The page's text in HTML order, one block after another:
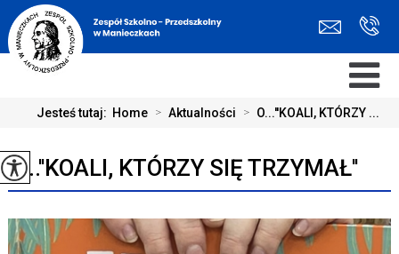
Jesteś tutaj: Home > Aktualności > O...''KOALI, KTÓRZY ...
O...''KOALI, KTÓRZY SIĘ TRZYMAŁ''